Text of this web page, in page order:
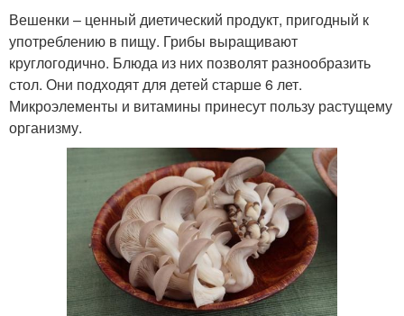
Вешенки – ценный диетический продукт, пригодный к
употреблению в пищу. Грибы выращивают
круглогодично. Блюда из них позволят разнообразить
стол. Они подходят для детей старше 6 лет.
Микроэлементы и витамины принесут пользу растущему
организму.